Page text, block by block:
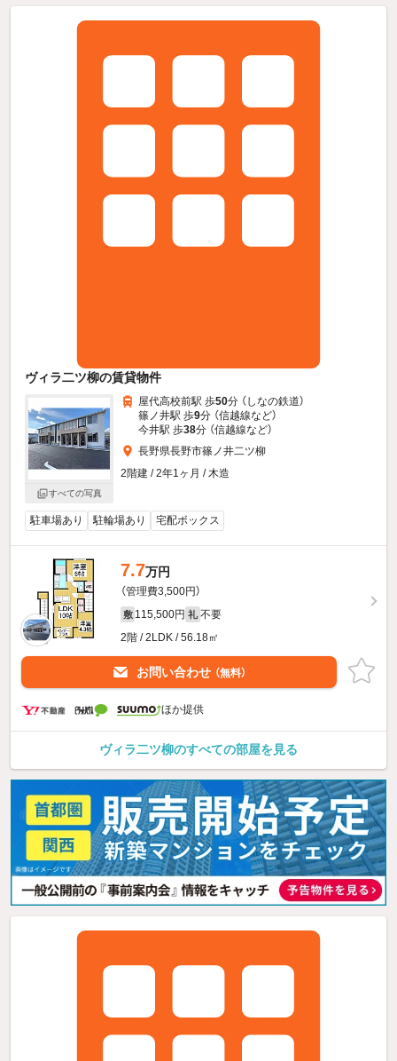
ヴィラ二ツ柳の賃貸物件
すべての写真
屋代高校前駅 歩50分 （しなの鉄道）
篠ノ井駅 歩9分 （信越線など）
今井駅 歩38分 （信越線など）
長野県長野市篠ノ井二ツ柳
2階建 / 2年1ヶ月 / 木造
駐車場あり 駐輪場あり 宅配ボックス
7.7万円
（管理費3,500円）
敷 115,500円 礼 不要
2階 / 2LDK / 56.18㎡
お問い合わせ （無料）
ほか提供
ヴィラ二ツ柳のすべての部屋を見る